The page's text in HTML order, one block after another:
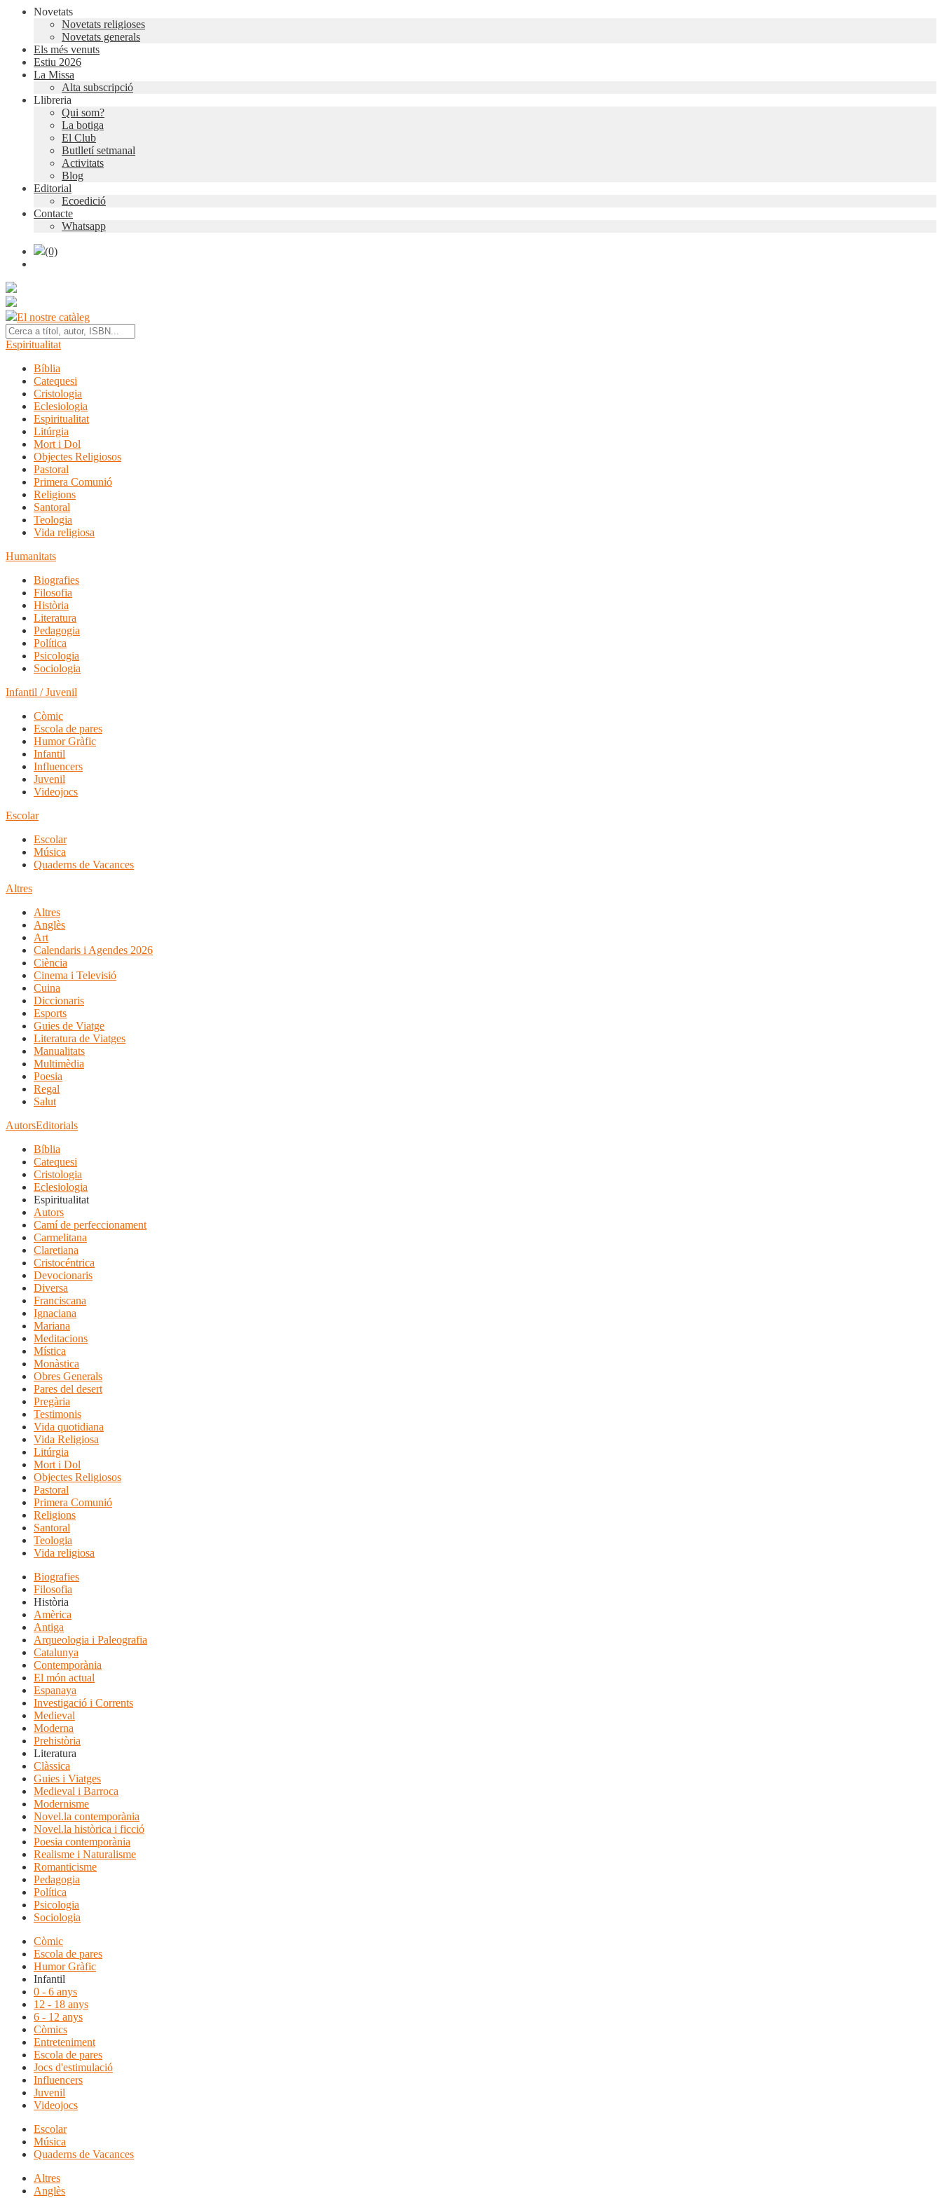
Novetats
Novetats religioses
Novetats generals
Els més venuts
Estiu 2026
La Missa
Alta subscripció
Llibreria
Qui som?
La botiga
El Club
Butlletí setmanal
Activitats
Blog
Editorial
Ecoedició
Contacte
Whatsapp
(0)
El nostre catàleg
Espiritualitat
Bíblia
Catequesi
Cristologia
Eclesiologia
Espiritualitat
Litúrgia
Mort i Dol
Objectes Religiosos
Pastoral
Primera Comunió
Religions
Santoral
Teologia
Vida religiosa
Humanitats
Biografies
Filosofia
Història
Literatura
Pedagogia
Política
Psicologia
Sociologia
Infantil / Juvenil
Còmic
Escola de pares
Humor Gràfic
Infantil
Influencers
Juvenil
Videojocs
Escolar
Escolar
Música
Quaderns de Vacances
Altres
Altres
Anglès
Art
Calendaris i Agendes 2026
Ciència
Cinema i Televisió
Cuina
Diccionaris
Esports
Guies de Viatge
Literatura de Viatges
Manualitats
Multimèdia
Poesia
Regal
Salut
AutorsEditorials
Bíblia
Catequesi
Cristologia
Eclesiologia
Espiritualitat
Autors
Camí de perfeccionament
Carmelitana
Claretiana
Cristocéntrica
Devocionaris
Diversa
Franciscana
Ignaciana
Mariana
Meditacions
Mística
Monàstica
Obres Generals
Pares del desert
Pregària
Testimonis
Vida quotidiana
Vida Religiosa
Litúrgia
Mort i Dol
Objectes Religiosos
Pastoral
Primera Comunió
Religions
Santoral
Teologia
Vida religiosa
Biografies
Filosofia
Història
Amèrica
Antiga
Arqueologia i Paleografia
Catalunya
Contemporània
El món actual
Espanaya
Investigació i Corrents
Medieval
Moderna
Prehistòria
Literatura
Clàssica
Guies i Viatges
Medieval i Barroca
Modernisme
Novel.la contemporània
Novel.la històrica i ficció
Poesia contemporània
Realisme i Naturalisme
Romanticisme
Pedagogia
Política
Psicologia
Sociologia
Còmic
Escola de pares
Humor Gràfic
Infantil
0 - 6 anys
12 - 18 anys
6 - 12 anys
Còmics
Entreteniment
Escola de pares
Jocs d'estimulació
Influencers
Juvenil
Videojocs
Escolar
Música
Quaderns de Vacances
Altres
Anglès